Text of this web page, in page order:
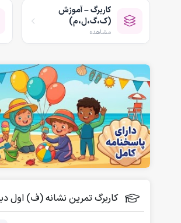
کاربرگ اعداد
کاربرگ تقارن ، قرینه
الگویابی پیش دبستانی
پکیج های پیش دبستانی
کتاب پیش دبستانی
فلش کارت آموزشی
دانلود رایگان کاربرگ پیش دبستانی
کاربرگ – آموزش
(ک،گ،ل،م)
مشاهده
کاربرگ تمرین نشانه (ف) اول